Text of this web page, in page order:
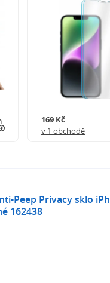
pro model
169 Kč
v 1 obchodě
Peep Privacy sklo
162438